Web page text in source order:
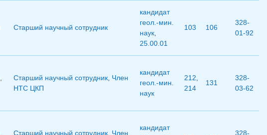
Старший научный сотрудник
кандидат
геол.-мин.
наук,
25.00.01
103 106
328-
01-92
,
Старший научный сотрудник, Член
НТС ЦКП
кандидат
геол.-мин.
наук
212,
214
131
328-
03-62
,
Старший научный сотрудник, Член
кандидат
328-